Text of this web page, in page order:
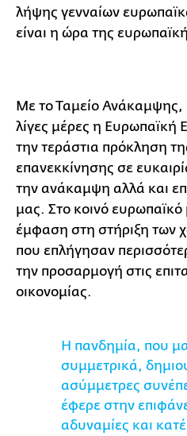
λήψης γενναίων
είναι η ώρα της
Με το Ταμείο Ανάκαμψης,
λίγες μέρες η Ευρωπαϊκή
την τεράστια πρόκληση
επανεκκίνησης σε
την ανάκαμψη αλλά και
μας. Στο κοινό ευρωπαϊκό
έμφαση στη στήριξη των
που επλήγησαν
την προσαρμογή στις
οικονομίας.
Η πανδημία, που
συμμετρικά,
ασύμμετρες
έφερε στην
αδυναμίες και